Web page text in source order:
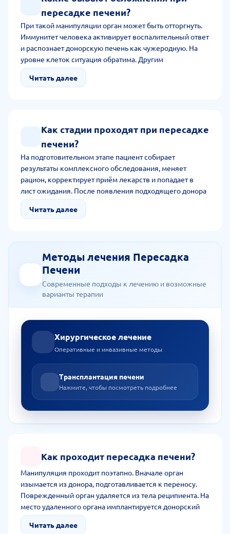
пересадке печени?
При такой манипуляции орган может быть отторгнуть.
Иммунитет человека активирует воспалительный ответ
и распознает донорскую печень как чужеродную. На
уровне клеток ситуация обратима. Другим
осложнением является первичное
нефункционирование органа. Это редкий прогноз, при
Читать далее
Как стадии проходят при пересадке
печени?
На подготовительном этапе пациент собирает
результаты комплексного обследования, меняет
рацион, корректирует приём лекарств и попадает в
лист ожидания. После появления подходящего донора
его экстренно вызывают в трансплантационный центр
для операции.
Читать далее
Методы лечения Пересадка
Печени
Современные подходы к лечению и возможные
варианты терапии
Хирургическое лечение
Оперативные и инвазивные методы
Трансплантация печени
Нажмите, чтобы посмотреть подробнее
Как проходит пересадка печени?
Манипуляция проходит поэтапно. Вначале орган
изымается из донора, подготавливается к переносу.
Поврежденный орган удаляется из тела реципиента. На
место удаленного органа имплантируется донорский
материал. Хирург соединяет кровеносные сосуды,
желчные потоки. В конце ставит дренаж для отвода
Читать далее